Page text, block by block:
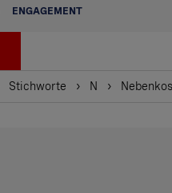
ENGAGEMENT
Stichworte N